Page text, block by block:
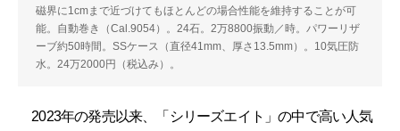
磁界に1cmまで近づけてもほとんどの場合性能を維持することが可
能。自動巻き（Cal.9054）。24石。2万8800振動／時。パワーリザ
ーブ約50時間。SSケース（直径41mm、厚さ13.5mm）。10気圧防
水。24万2000円（税込み）。
2023年の発売以来、「シリーズエイト」の中で高い人気